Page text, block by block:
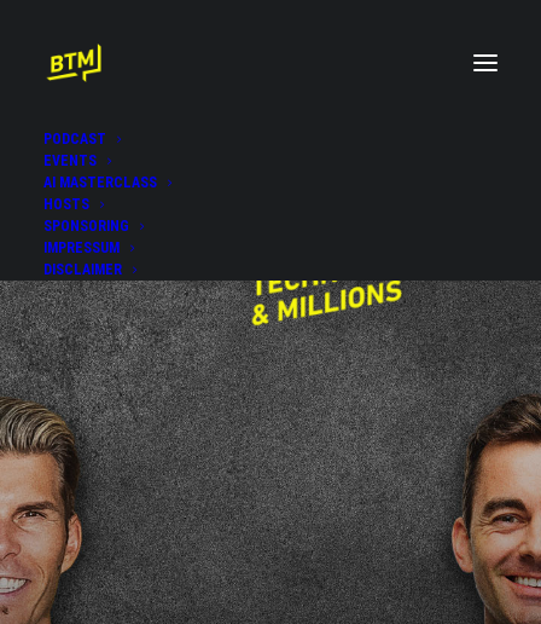
PODCAST
EVENTS
AI MASTERCLASS
HOSTS
SPONSORING
IMPRESSUM
DISCLAIMER